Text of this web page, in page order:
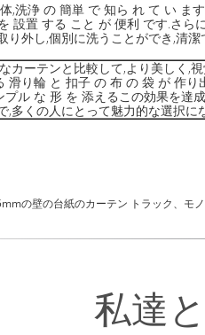
,洗浄 の 簡単 で 知ら れ て い ま
設置 する こと が 便利 です.さら
り外し,個別に洗うことができ,清
カーテンと比較して,より美しく,
滑り輪 と 扣子 の 布 の 袋 が 作り
ル な 形 を 添えるこの効果を達
,多くの人にとって魅力的な選択に
の壁の台紙のカーテン トラック、モ
私達